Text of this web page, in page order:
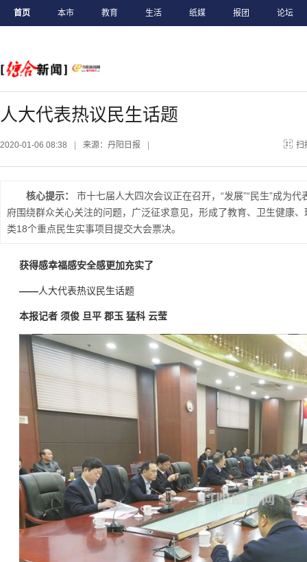
首页 本市 教育 生活 纸媒 报团 论坛
人大代表热议民生话题
2020-01-06 08:38 来源：丹阳日报 扫
核心提示：
市十七届人大四次会议正在召开，“发展”“民生”成为
府围绕群众关心关注的问题，广泛征求意见，形成了教育、卫生健康
类18个重点民生实事项目提交大会票决。
获得感幸福感安全感更加充实了
——人大代表热议民生话题
本报记者 须俊 旦平 郡玉 猛科 云莹